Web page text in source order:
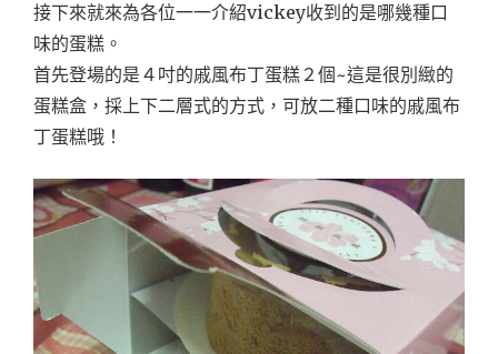
接下來就來為各位一一介紹vickey收到的是哪幾種口
味的蛋糕。
首先登場的是４吋的戚風布丁蛋糕２個~這是很別緻的
蛋糕盒，採上下二層式的方式，可放二種口味的戚風布
丁蛋糕哦！